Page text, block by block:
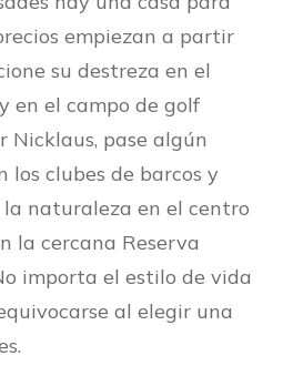
empiezan a partir
su destreza en el
en el campo de golf
Nicklaus, pase algún
los clubes de barcos y
la naturaleza en el centro
la cercana Reserva
importa el estilo de vida
al elegir una